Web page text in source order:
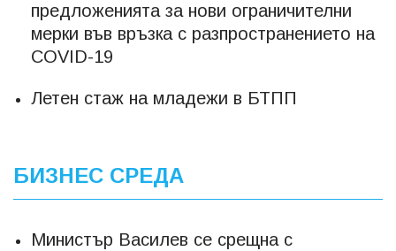
предложенията за нови ограничителни
мерки във връзка с разпространението на
COVID-19
Летен стаж на младежи в БТПП
БИЗНЕС СРЕДА
Министър Василев се срещна с